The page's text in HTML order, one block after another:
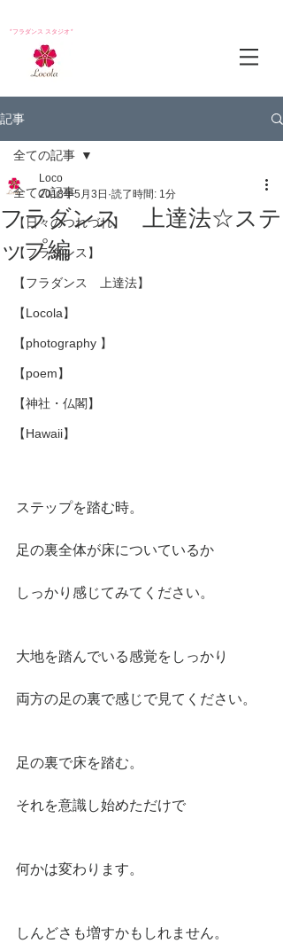
*フラダンス スタジオ*
記事
全ての記事
【日々のつれづれ】
【フラダンス】
【フラダンス 上達法】
【Locola】
【photography 】
【poem】
【神社・仏閣】
【Hawaii】
全ての記事
フラダンス 上達法☆ステ
ップ編
Loco
2018年5月3日 読了時間: 1分
ステップを踏む時。
足の裏全体が床についているか
しっかり感じてみてください。
大地を踏んでいる感覚をしっかり
両方の足の裏で感じで見てください。
足の裏で床を踏む。
それを意識し始めただけで
何かは変わります。
しんどさも増すかもしれません。